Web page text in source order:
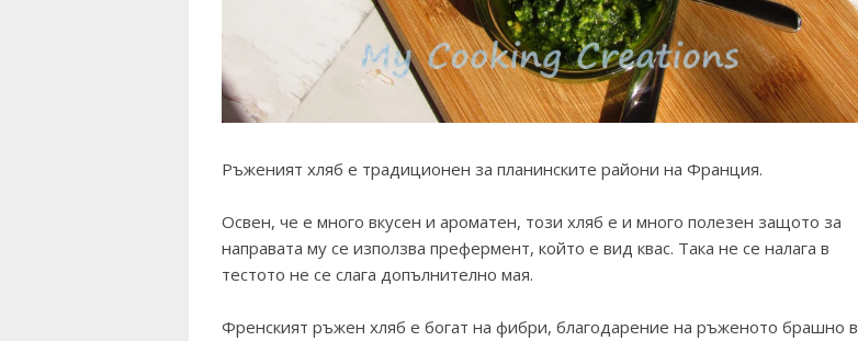
Ръженият хляб е традиционен за планинските райони на Франция.
Освен, че е много вкусен и ароматен, този хляб е и много полезен защото за
направата му се използва префермент, който е вид квас. Така не се налага в
тестото не се слага допълнително мая.
Френският ръжен хляб е богат на фибри, благодарение на ръженото брашно в